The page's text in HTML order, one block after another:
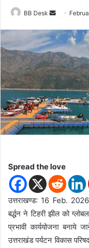
BB Desk
n
d
a
n
m
a
i
l
Spread the love
उत्तराखण्ड: 16 Feb.
बर्द्धन ने टिहरी झील को
प्रभावी कार्ययोजना बनाये
उत्तराखंड पर्यटन विकास